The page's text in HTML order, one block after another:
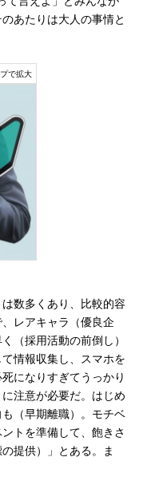
あたりは大人の事情と
数多くあり、比較的容
レアキャラ（優良企
（採用活動の前倒し）
情報収集し、スマホを
になりすぎてうっかり
注意が必要だ。はじめ
（早期離職）。モチベ
トを準備して、飽きさ
提供）」とある。ま